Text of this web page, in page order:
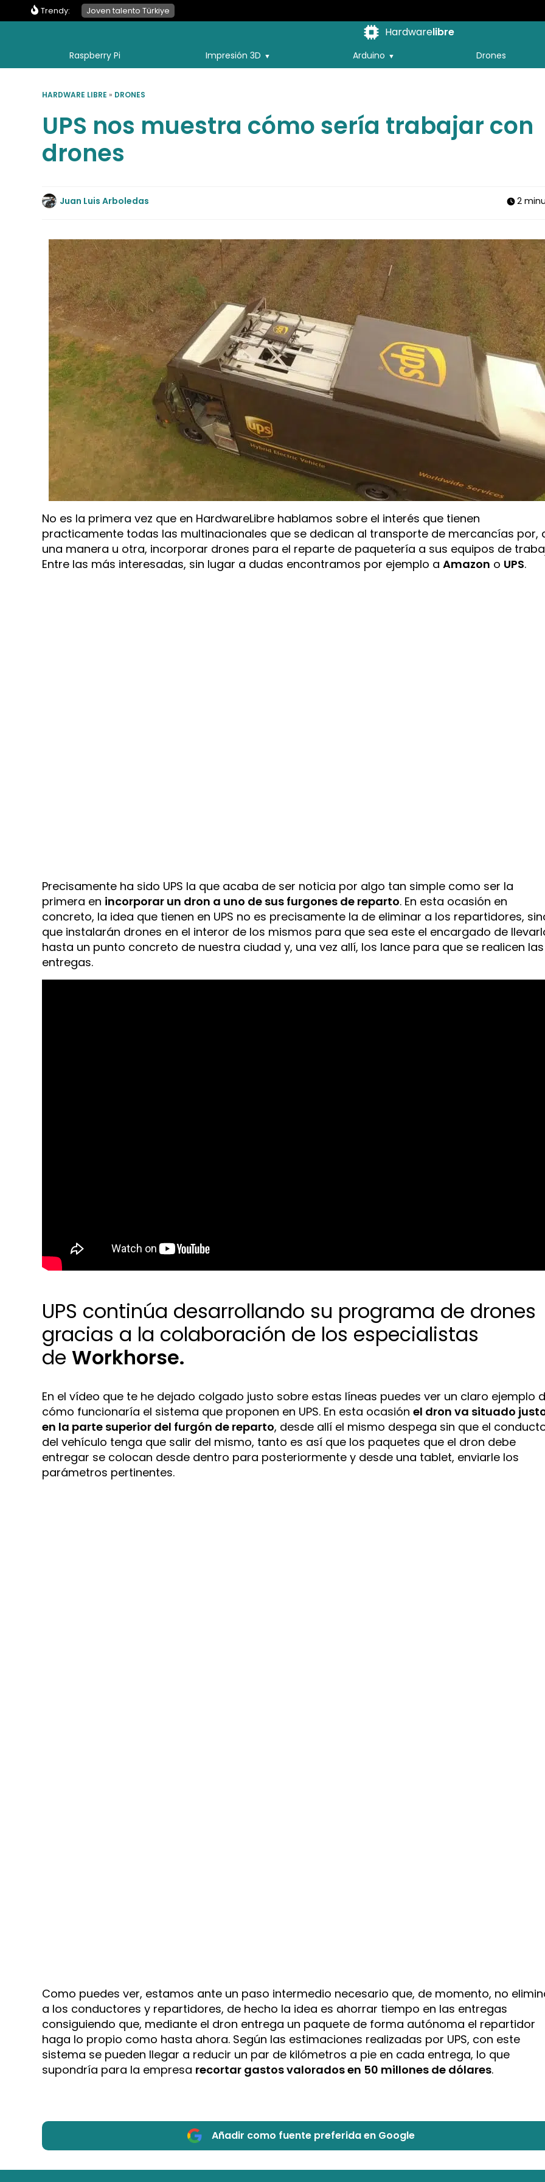
Hardwarelibre
Raspberry Pi Impresión 3D Arduino Drones
Trendy: Joven talento Türkiye
HARDWARE LIBRE » DRONES
UPS nos muestra cómo sería trabajar con
drones
Juan Luis Arboledas 2
No es la primera vez que en HardwareLibre hablamos sobre el interés que tienen
practicamente todas las multinacionales que se dedican al transporte de mercancías por,
una manera u otra, incorporar drones para el reparte de paquetería a sus equipos de
Entre las más interesadas, sin lugar a dudas encontramos por ejemplo aAmazon o UPS.
Precisamente ha sido UPS la que acaba de ser noticia por algo tan simple como ser la
primera en incorporar un dron a uno de sus furgones de reparto. En esta ocasión en
concreto, la idea que tienen en UPS no es precisamente la de eliminar a los repartidores,
que instalarán drones en el interor de los mismos para que sea este el encargado de
hasta un punto concreto de nuestra ciudad y, una vez allí, los lance para que se realicen las
entregas.
UPS continúa desarrollando su programa de drones
gracias a la colaboración de los especialistas
deWorkhorse.
En el vídeo que te he dejado colgado justo sobre estas líneas puedes ver un claro ejemplo
cómo funcionaría el sistema que proponen en UPS. En esta ocasiónel dron va situado
en la parte superior del furgón de reparto, desde allí el mismo despega sin que el
del vehículo tenga que salir del mismo, tanto es así que los paquetes que el dron debe
entregar se colocan desde dentro para posteriormente y desde una tablet, enviarle los
parámetros pertinentes.
Como puedes ver, estamos ante un paso intermedio necesario que, de momento, no
a los conductores y repartidores, de hecho la idea es ahorrar tiempo en las entregas
consiguiendo que, mediante el dron entrega un paquete de forma autónoma el repartidor
haga lo propio como hasta ahora. Según las estimaciones realizadas por UPS, con este
sistema se pueden llegar a reducir un par de kilómetros a pie en cada entrega, lo que
supondría para la empresa recortar gastos valorados en 50 millones de dólares.
Añadir como fuente preferida en Google